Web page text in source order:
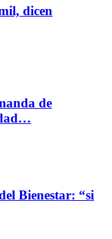
dicen
de
Bienestar: “si